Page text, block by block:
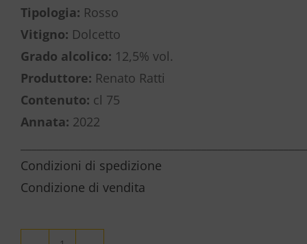
Tipologia: Rosso
Vitigno: Dolcetto
Grado alcolico: 12,5% vol.
Produttore: Renato Ratti
Contenuto: cl 75
Annata: 2022
Condizioni di spedizione
Condizione di vendita